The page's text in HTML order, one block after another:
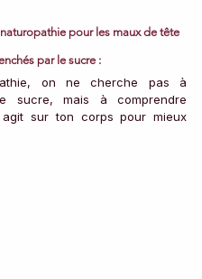
pour les maux de tête
par le sucre :
on ne cherche pas à
sucre, mais à comprendre
agit sur ton corps pour mieux